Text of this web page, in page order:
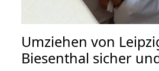
Umziehen von
Biesenthal sicher